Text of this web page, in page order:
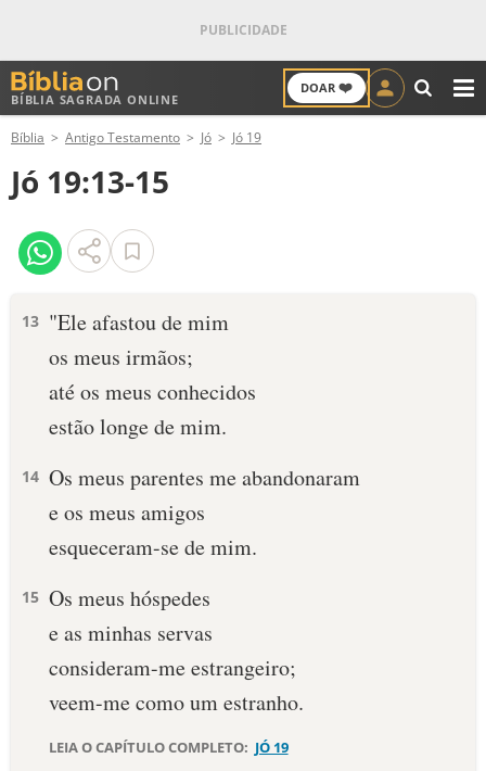
BÍBLIA SAGRADA ONLINE
DOAR ❤️
ANTIGO TESTAMENTO
NOVO TESTAMENTO
VERSÍCULOS
PALAVRA DO DIA
SALMO DO DIA
DEVOCIONAL DIÁRIO
10 MANDAMENTOS
ESBOÇOS DE PREGAÇÃO
PERGUNTE À BÍBLIA IA
Bíblia Antigo Testamento Jó Jó 19
Jó 19:13-15
13 "Ele afastou de mim
os meus irmãos;
até os meus conhecidos
estão longe de mim.
14 Os meus parentes me abandonaram
e os meus amigos
esqueceram-se de mim.
15 Os meus hóspedes
e as minhas servas
consideram-me estrangeiro;
veem-me como um estranho.
LEIA O CAPÍTULO COMPLETO: JÓ 19